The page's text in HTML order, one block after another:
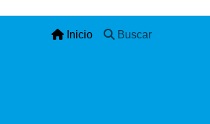
Inicio Buscar